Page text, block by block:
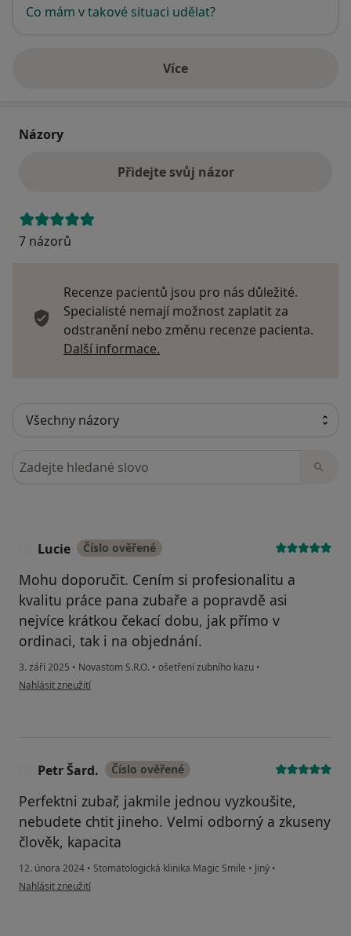
Co mám v takové situaci udělat?
Víceo adrese
Názory
Přidejte svůj názor
7 názorů
Recenze pacientů jsou pro nás důležité.
Specialisté nemají možnost zaplatit za
odstranění nebo změnu recenze pacienta.
Další informace.
Hledejte v názorech
Lucie Číslo ověřené
Mohu doporučit. Cením si profesionalitu a
kvalitu práce pana zubaře a popravdě asi
nejvíce krátkou čekací dobu, jak přímo v
ordinaci, tak i na objednání.
3. září 2025 • Novastom S.R.O. • ošetření zubního kazu •
podle názoru uživatele Lucie
Nahlásit zneužití
Petr Šard. Číslo ověřené
Perfektni zubař, jakmile jednou vyzkoušite,
nebudete chtit jineho. Velmi odborný a zkuseny
člověk, kapacita
12. února 2024 • Stomatologická klinika Magic Smile • Jiný •
podle názoru uživatele Petr Šard.
Nahlásit zneužití